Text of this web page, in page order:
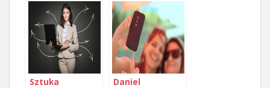
marketingu
mailowym
remarketingu
dynamicznego
Sztuka
Daniel